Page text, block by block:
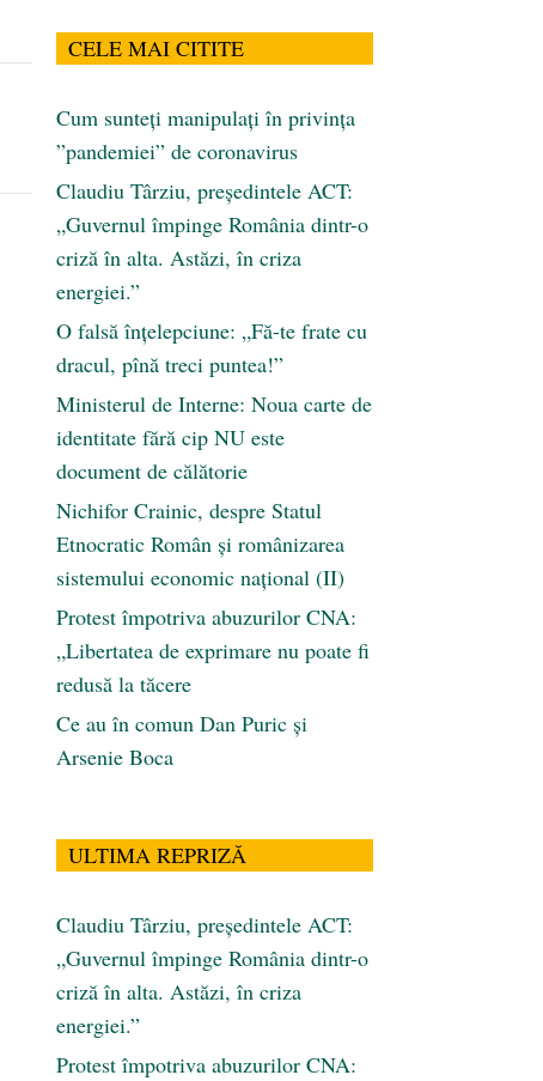
CELE MAI CITITE
Cum sunteți manipulați în privința
”pandemiei” de coronavirus
Claudiu Târziu, președintele ACT:
„Guvernul împinge România dintr-o
criză în alta. Astăzi, în criza
energiei.”
O falsă înțelepciune: „Fă-te frate cu
dracul, pînă treci puntea!”
Ministerul de Interne: Noua carte de
identitate fără cip NU este
document de călătorie
Nichifor Crainic, despre Statul
Etnocratic Român şi românizarea
sistemului economic naţional (II)
Protest împotriva abuzurilor CNA:
„Libertatea de exprimare nu poate fi
redusă la tăcere
Ce au în comun Dan Puric şi
Arsenie Boca
ULTIMA REPRIZĂ
Claudiu Târziu, președintele ACT:
„Guvernul împinge România dintr-o
criză în alta. Astăzi, în criza
energiei.”
Protest împotriva abuzurilor CNA: